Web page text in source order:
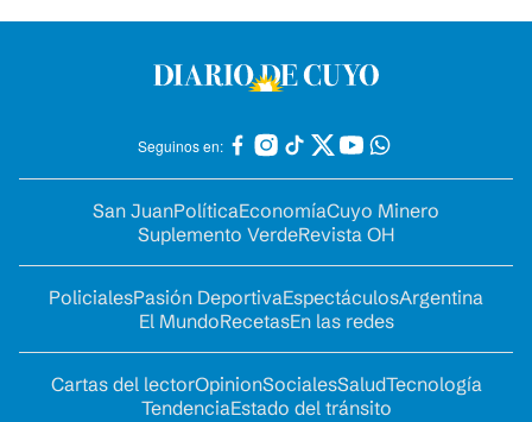
Seguinos en:
San JuanPolíticaEconomíaCuyo Minero
Suplemento VerdeRevista OH
PolicialesPasión DeportivaEspectáculosArgentina
El MundoRecetasEn las redes
Cartas del lectorOpinionSocialesSaludTecnología
TendenciaEstado del tránsito